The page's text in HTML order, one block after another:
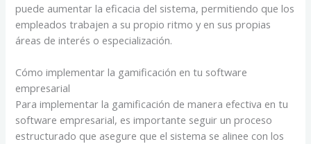
puede aumentar la eficacia del sistema, permitiendo que los
empleados trabajen a su propio ritmo y en sus propias
áreas de interés o especialización.
Cómo implementar la gamificación en tu software
empresarial
Para implementar la gamificación de manera efectiva en tu
software empresarial, es importante seguir un proceso
estructurado que asegure que el sistema se alinee con los